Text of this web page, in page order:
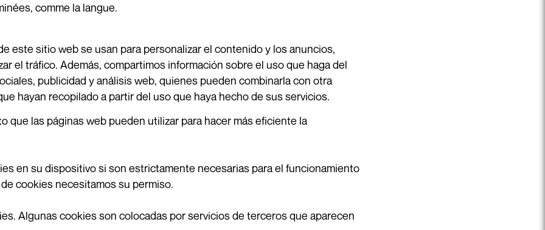
comme la langue.
este sitio web se usan para personalizar el contenido y los anuncios,
el tráfico. Además, compartimos información sobre el uso que haga del
publicidad y análisis web, quienes pueden combinarla con otra
hayan recopilado a partir del uso que haya hecho de sus servicios.
que las páginas web pueden utilizar para hacer más eficiente la
en su dispositivo si son estrictamente necesarias para el funcionamiento
cookies necesitamos su permiso.
Algunas cookies son colocadas por servicios de terceros que aparecen